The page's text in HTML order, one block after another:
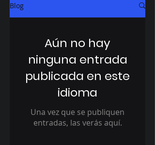
Blog
Aún no hay
ninguna entrada
publicada en este
idioma
Una vez que se publiquen
entradas, las verás aquí.